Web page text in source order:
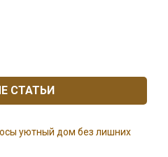
СТАТЬИ
уютный дом без лишних